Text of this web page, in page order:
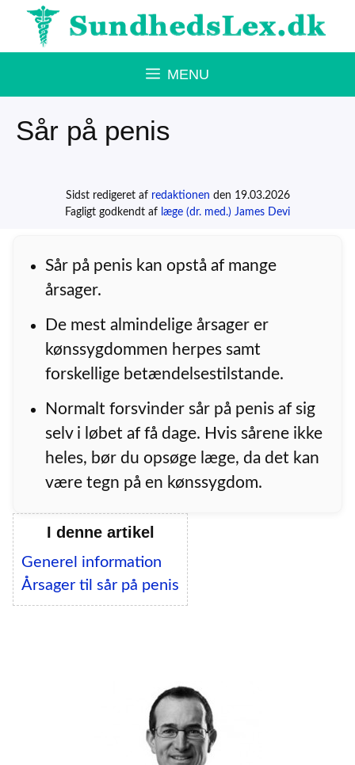
Hop
MENU
Sår på penis
Sidst redigeret af redaktionen den 19.03.2026
Fagligt godkendt af læge (dr. med.) James Devi
Sår på penis kan opstå af mange
årsager.
De mest almindelige årsager er
kønssygdommen herpes samt
forskellige betændelsestilstande.
Normalt forsvinder sår på penis af sig
selv i løbet af få dage. Hvis sårene ikke
heles, bør du opsøge læge, da det kan
være tegn på en kønssygdom.
I denne artikel
Generel information
Årsager til sår på penis